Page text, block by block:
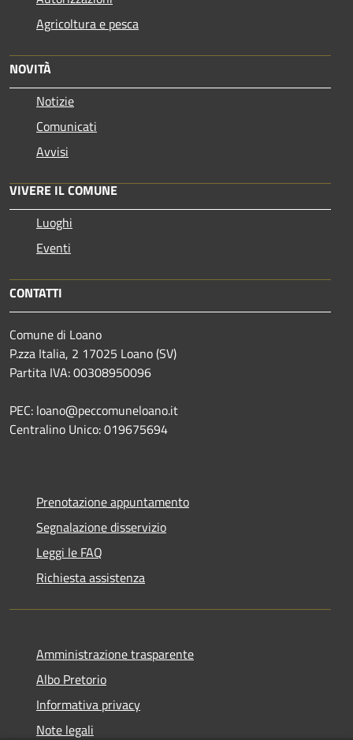
Agricoltura e pesca
NOVITÀ
Notizie
Comunicati
Avvisi
VIVERE IL COMUNE
Luoghi
Eventi
CONTATTI
Comune di Loano
P.zza Italia, 2 17025 Loano (SV)
Partita IVA: 00308950096
PEC: loano@peccomuneloano.it
Centralino Unico: 019675694
Prenotazione appuntamento
Segnalazione disservizio
Leggi le FAQ
Richiesta assistenza
Amministrazione trasparente
Albo Pretorio
Informativa privacy
Note legali